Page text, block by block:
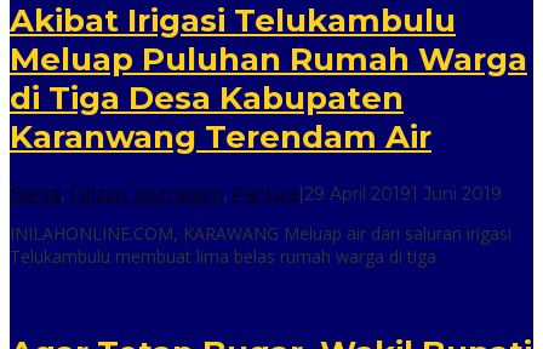
Akibat Irigasi Telukambulu
Meluap Puluhan Rumah Warga
di Tiga Desa Kabupaten
Karanwang Terendam Air
Berita, Citizen Journalism, Pantura|29 April 20191 Juni 2019
INILAHONLINE.COM, KARAWANG Meluap air dari saluran irigasi
Telukambulu membuat lima belas rumah warga di tiga